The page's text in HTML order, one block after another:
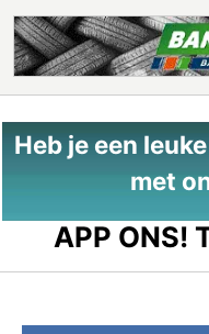
Heb je een
met
APP ONS!